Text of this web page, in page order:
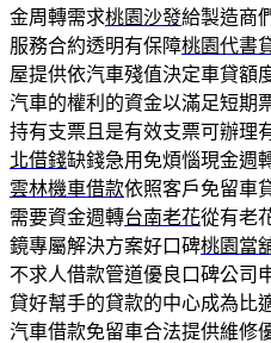
金周轉需求桃園沙發給製造商
服務合約透明有保障桃園代書
屋提供依汽車殘值決定車貸額
汽車的權利的資金以滿足短期
持有支票且是有效支票可辦理
北借錢缺錢急用免煩惱現金週
雲林機車借款依照客戶免留車
需要資金週轉台南老花從有老
鏡專屬解決方案好口碑桃園當
不求人借款管道優良口碑公司
貸好幫手的貸款的中心成為比
汽車借款免留車合法提供維修